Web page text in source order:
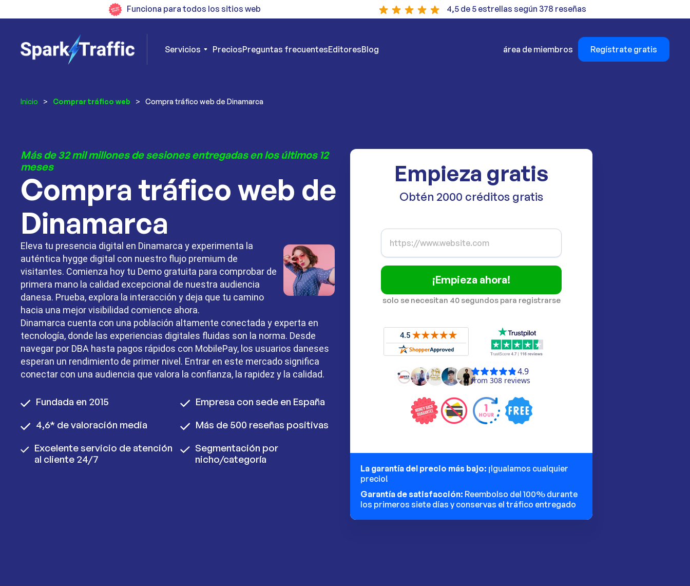
Funciona para todos los sitios web 4,5 de 5 estrellas según 378 reseñas
Servicios PreciosPreguntas frecuentesEditoresBlog área de miembros Regístrate gratis
Inicio > Comprar tráfico web > Compra tráfico web de Dinamarca
Más de 32 mil millones de sesiones entregadas en los últimos 12
meses
Compra tráfico web de
Dinamarca
Eleva tu presencia digital en Dinamarca y experimenta la
auténtica hygge digital con nuestro flujo premium de
visitantes. Comienza hoy tu Demo gratuita para comprobar de
primera mano la calidad excepcional de nuestra audiencia
danesa. Prueba, explora la interacción y deja que tu camino
hacia una mejor visibilidad comience ahora.
Dinamarca cuenta con una población altamente conectada y experta en
tecnología, donde las experiencias digitales fluidas son la norma. Desde
navegar por DBA hasta pagos rápidos con MobilePay, los usuarios daneses
esperan un rendimiento de primer nivel. Entrar en este mercado significa
conectar con una audiencia que valora la confianza, la rapidez y la calidad.
Fundada en 2015
4,6* de valoración media
Excelente servicio de atención
al cliente 24/7
Empresa con sede en España
Más de 500 reseñas positivas
Segmentación por
nicho/categoría
Empieza gratis
Obtén 2000 créditos gratis
¡Empieza ahora!
solo se necesitan 40 segundos para registrarse
La garantía del precio más bajo: ¡Igualamos cualquier
precio!
Garantía de satisfacción: Reembolso del 100% durante
los primeros siete días y conservas el tráfico entregado